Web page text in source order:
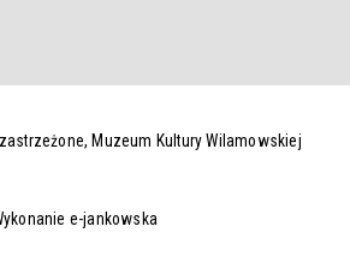
Muzeum Kultury Wilamowskiej
e-jankowska